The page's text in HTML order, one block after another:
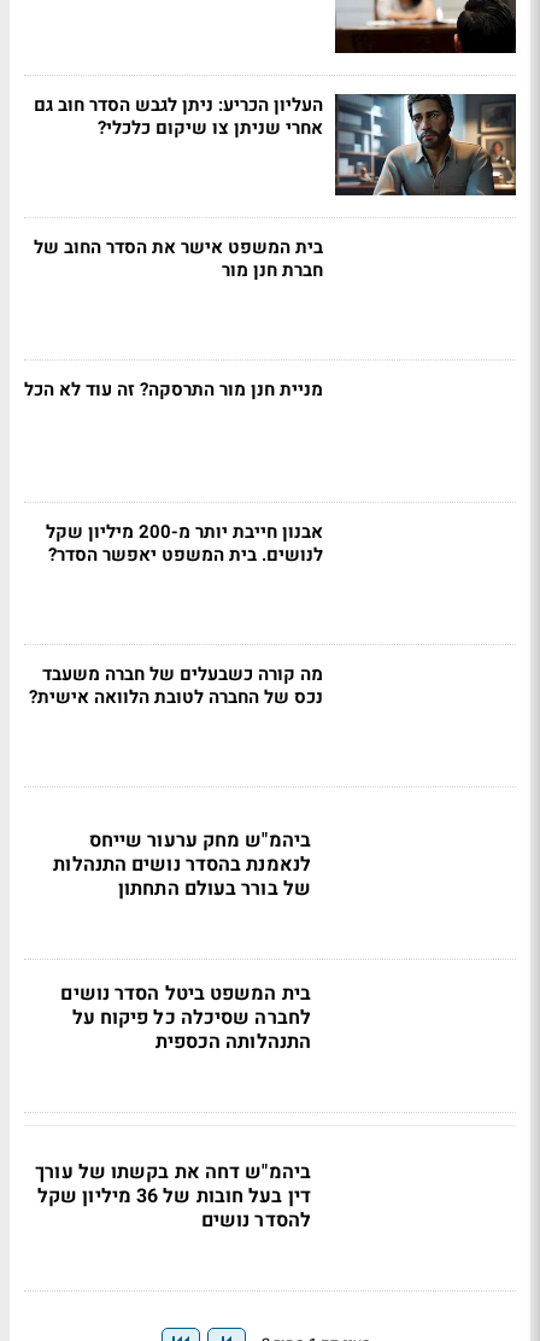
העליון הכריע: ניתן לגבש הסדר חוב גם
אחרי שניתן צו שיקום כלכלי?
בית המשפט אישר את הסדר החוב של
חברת חנן מור
מניית חנן מור התרסקה? זה עוד לא הכל
אבנון חייבת יותר מ-200 מיליון שקל
לנושים. בית המשפט יאפשר הסדר?
מה קורה כשבעלים של חברה משעבד
נכס של החברה לטובת הלוואה אישית?
ביהמ"ש מחק ערעור שייחס
לנאמנת בהסדר נושים התנהלות
של בורר בעולם התחתון
בית המשפט ביטל הסדר נושים
לחברה שסיכלה כל פיקוח על
התנהלותה הכספית
ביהמ"ש דחה את בקשתו של עורך
דין בעל חובות של 36 מיליון שקל
להסדר נושים